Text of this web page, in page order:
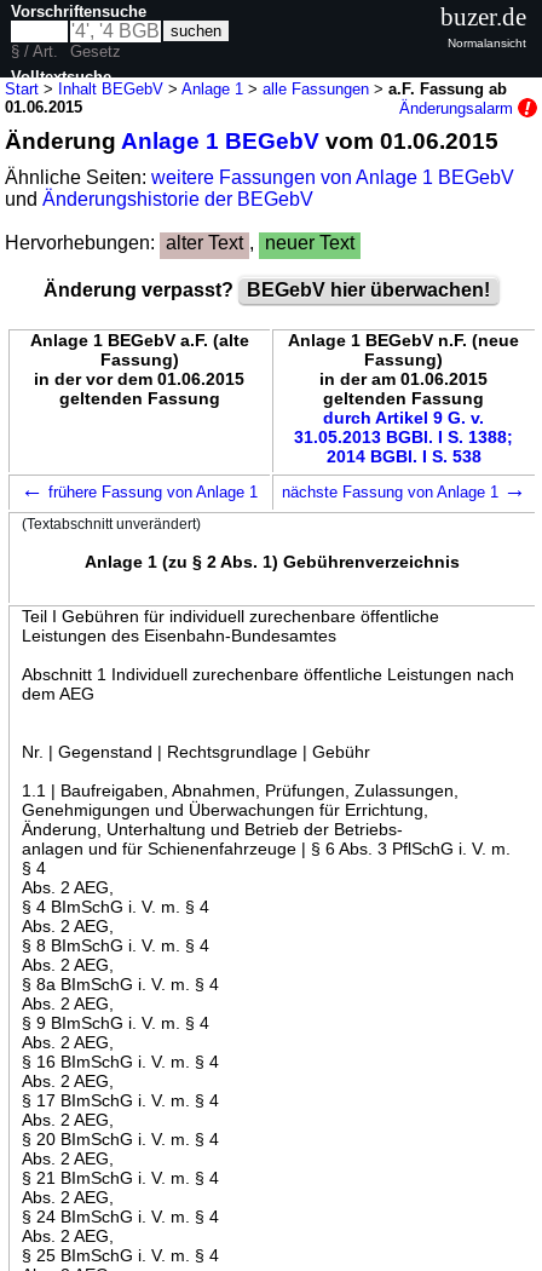
Start > Inhalt BEGebV >Anlage 1 >alle Fassungen >a.F. Fassung ab
01.06.2015
Änderungsalarm
Änderung Anlage 1 BEGebV vom 01.06.2015
Ähnliche Seiten:weitere Fassungen von Anlage 1 BEGebV
undÄnderungshistorie der BEGebV
Hervorhebungen: alter Text , neuer Text
Änderung verpasst? BEGebV hier überwachen!
Anlage 1 BEGebV a.F. (alte
Fassung)
in der vor dem 01.06.2015
geltenden Fassung
Anlage 1 BEGebV n.F. (neue
Fassung)
in der am 01.06.2015
geltenden Fassung
durch Artikel 9 G. v.
31.05.2013 BGBl. I S. 1388;
2014 BGBl. I S. 538
← frühere Fassung von Anlage 1 nächste Fassung von Anlage 1 →
(Textabschnitt unverändert)
Anlage 1 (zu § 2 Abs. 1) Gebührenverzeichnis
Teil I Gebühren für individuell zurechenbare öffentliche
Leistungen des Eisenbahn-Bundesamtes
Abschnitt 1 Individuell zurechenbare öffentliche Leistungen nach
dem AEG
Nr. | Gegenstand | Rechtsgrundlage | Gebühr
1.1 | Baufreigaben, Abnahmen, Prüfungen, Zulassungen,
Genehmigungen und Überwachungen für Errichtung,
Änderung, Unterhaltung und Betrieb der Betriebs-
anlagen und für Schienenfahrzeuge | § 6 Abs. 3 PflSchG i. V. m.
§ 4
Abs. 2 AEG,
§ 4 BImSchG i. V. m. § 4
Abs. 2 AEG,
§ 8 BImSchG i. V. m. § 4
Abs. 2 AEG,
§ 8a BImSchG i. V. m. § 4
Abs. 2 AEG,
§ 9 BImSchG i. V. m. § 4
Abs. 2 AEG,
§ 16 BImSchG i. V. m. § 4
Abs. 2 AEG,
§ 17 BImSchG i. V. m. § 4
Abs. 2 AEG,
§ 20 BImSchG i. V. m. § 4
Abs. 2 AEG,
§ 21 BImSchG i. V. m. § 4
Abs. 2 AEG,
§ 24 BImSchG i. V. m. § 4
Abs. 2 AEG,
§ 25 BImSchG i. V. m. § 4
Vorschriftensuche
§ / Art.
Gesetz
Volltextsuche
buzer.de
Normalansicht